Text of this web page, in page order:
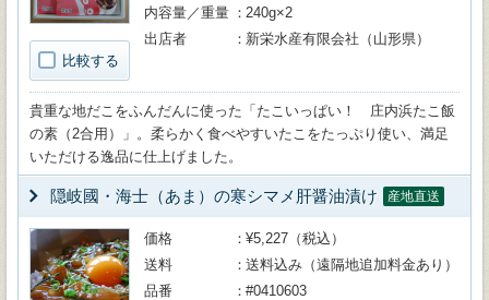
比較する
内容量／重量
240g×2
出店者
新栄水産有限会社（山形県）
貴重な地だこをふんだんに使った「たこいっぱい！ 庄内浜たこ飯
の素（2合用）」。柔らかく食べやすいたこをたっぷり使い、満足
いただける逸品に仕上げました。
隠岐國・海士（あま）の寒シマメ肝醤油漬け 産地直送
価格
¥5,227（税込）
送料
送料込み（遠隔地追加料金あり）
品番
#0410603